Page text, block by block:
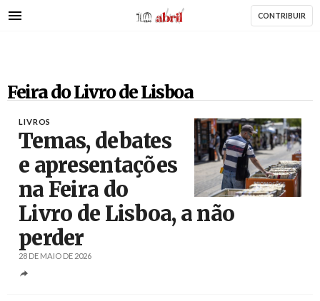
para
AbrilAbril CONTRIBUIR
Feira do Livro de Lisboa
LIVROS
Temas, debates
e apresentações
na Feira do
Livro de Lisboa, a não
perder
28 DE MAIO DE 2026